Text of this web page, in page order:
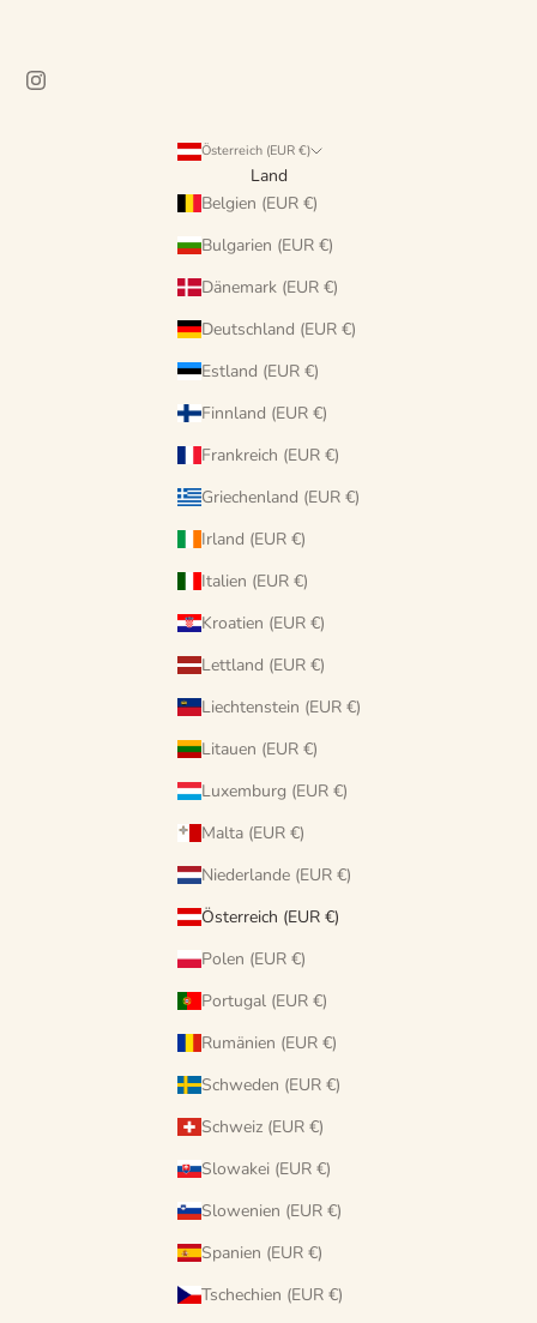
Österreich (EUR €)
Land
Belgien (EUR €)
Bulgarien (EUR €)
Dänemark (EUR €)
Deutschland (EUR €)
Estland (EUR €)
Finnland (EUR €)
Frankreich (EUR €)
Griechenland (EUR €)
Irland (EUR €)
Italien (EUR €)
Kroatien (EUR €)
Lettland (EUR €)
Liechtenstein (EUR €)
Litauen (EUR €)
Luxemburg (EUR €)
Malta (EUR €)
Niederlande (EUR €)
Österreich (EUR €)
Polen (EUR €)
Portugal (EUR €)
Rumänien (EUR €)
Schweden (EUR €)
Schweiz (EUR €)
Slowakei (EUR €)
Slowenien (EUR €)
Spanien (EUR €)
Tschechien (EUR €)